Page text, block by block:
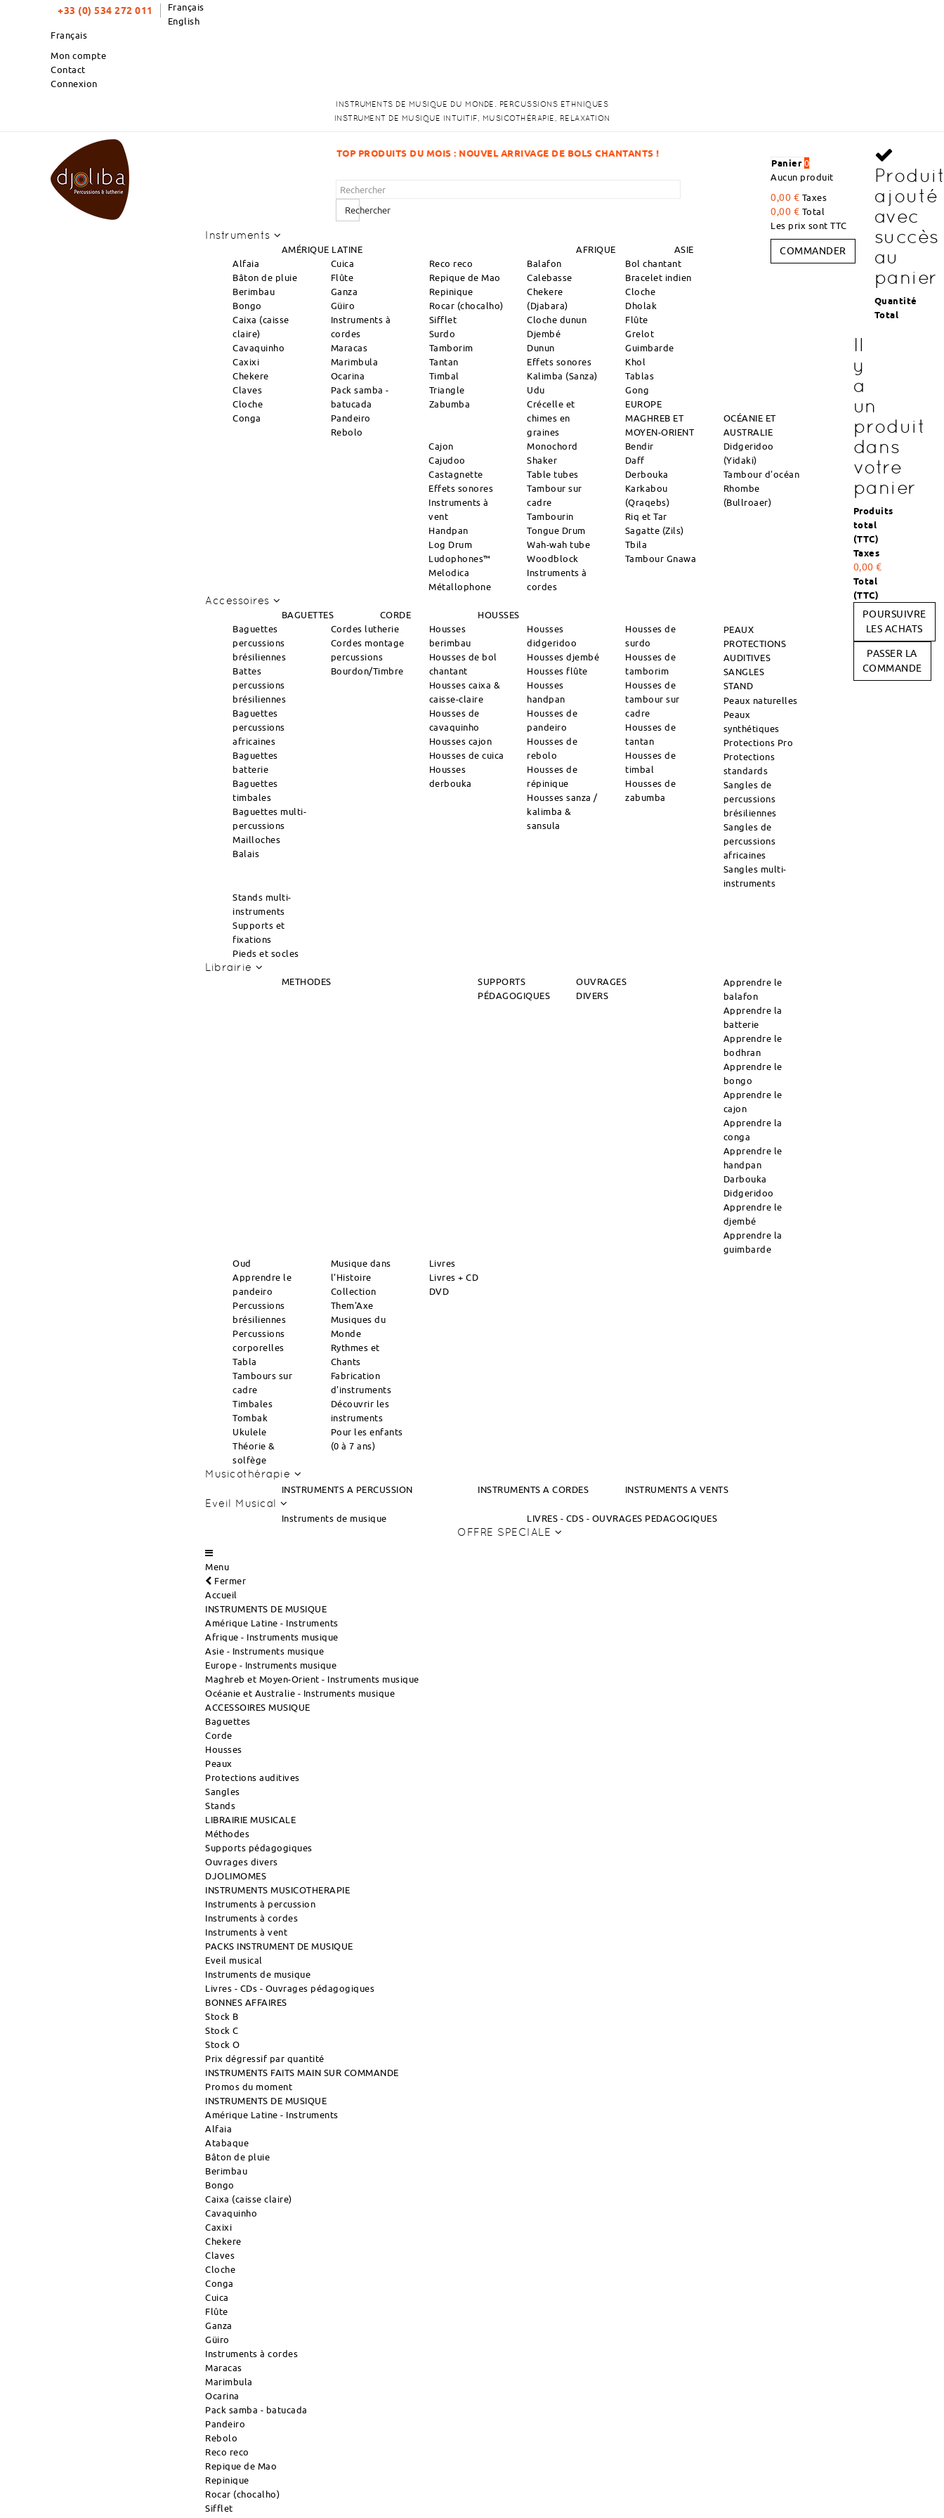
+33 (0) 534 272 011
Français
English
Français
Mon compte
Contact
Connexion
INSTRUMENTS DE MUSIQUE DU MONDE. PERCUSSIONS ETHNIQUES
INSTRUMENT DE MUSIQUE INTUITIF, MUSICOTHÉRAPIE, RELAXATION
TOP PRODUITS DU MOIS : NOUVEL ARRIVAGE DE BOLS CHANTANTS ! DÉCOUVREZ DES ARTICLES À
Rechercher
Instruments
AMÉRIQUE LATINE AFRIQUE
ASIE
Alfaia
Bâton de pluie
Berimbau
Bongo
Caixa (caisse
claire)
Cavaquinho
Caxixi
Chekere
Claves
Cloche
Conga
Cuica
Flûte
Ganza
Güiro
Instruments à
cordes
Maracas
Marimbula
Ocarina
Pack samba -
batucada
Pandeiro
Rebolo
Reco reco
Repique de Mao
Repinique
Rocar (chocalho)
Sifflet
Surdo
Tamborim
Tantan
Timbal
Triangle
Zabumba
Balafon
Calebasse
Chekere
(Djabara)
Cloche dunun
Djembé
Dunun
Effets sonores
Kalimba (Sanza)
Udu
Crécelle et
chimes en
graines
Bol chantant
Bracelet indien
Cloche
Dholak
Flûte
Grelot
Guimbarde
Khol
Tablas
Gong
EUROPE
MAGHREB ET
MOYEN-ORIENT
OCÉANIE ET
AUSTRALIE
Cajon
Cajudoo
Castagnette
Effets sonores
Instruments à
vent
Handpan
Log Drum
Ludophones™
Melodica
Métallophone
Monochord
Shaker
Table tubes
Tambour sur
cadre
Tambourin
Tongue Drum
Wah-wah tube
Woodblock
Instruments à
cordes
Bendir
Daff
Derbouka
Karkabou
(Qraqebs)
Riq et Tar
Sagatte (Zils)
Tbila
Tambour Gnawa
Didgeridoo
(Yidaki)
Tambour d'océan
Rhombe
(Bullroaer)
Accessoires
BAGUETTES CORDE
HOUSSES
Baguettes
percussions
brésiliennes
Battes
percussions
brésiliennes
Baguettes
percussions
africaines
Baguettes
batterie
Baguettes
timbales
Baguettes multi-
percussions
Mailloches
Balais
Cordes lutherie
Cordes montage
percussions
Bourdon/Timbre
Housses
berimbau
Housses de bol
chantant
Housses caixa &
caisse-claire
Housses de
cavaquinho
Housses cajon
Housses de cuica
Housses
derbouka
Housses
didgeridoo
Housses djembé
Housses flûte
Housses
handpan
Housses de
pandeiro
Housses de
rebolo
Housses de
répinique
Housses sanza /
kalimba &
sansula
Housses de
surdo
Housses de
tamborim
Housses de
tambour sur
cadre
Housses de
tantan
Housses de
timbal
Housses de
zabumba
PEAUX
PROTECTIONS
AUDITIVES
SANGLES
STAND
Peaux naturelles
Peaux
synthétiques
Protections Pro
Protections
standards
Sangles de
percussions
brésiliennes
Sangles de
percussions
africaines
Sangles multi-
instruments
Stands multi-
instruments
Supports et
fixations
Pieds et socles
Librairie
METHODES
SUPPORTS
PÉDAGOGIQUES
OUVRAGES
DIVERS
Apprendre le
balafon
Apprendre la
batterie
Apprendre le
bodhran
Apprendre le
bongo
Apprendre le
cajon
Apprendre la
conga
Apprendre le
handpan
Darbouka
Didgeridoo
Apprendre le
djembé
Apprendre la
guimbarde
Oud
Apprendre le
pandeiro
Percussions
brésiliennes
Percussions
corporelles
Tabla
Tambours sur
cadre
Timbales
Tombak
Ukulele
Théorie &
solfège
Musique dans
l'Histoire
Collection
Them'Axe
Musiques du
Monde
Rythmes et
Chants
Fabrication
d'instruments
Découvrir les
instruments
Pour les enfants
(0 à 7 ans)
Livres
Livres + CD
DVD
Musicothérapie
INSTRUMENTS A PERCUSSION INSTRUMENTS A CORDES INSTRUMENTS A VENTS
Eveil Musical
Instruments de musique LIVRES - CDS - OUVRAGES PEDAGOGIQUES
OFFRE SPECIALE
Menu
Fermer
Accueil
INSTRUMENTS DE MUSIQUE
Amérique Latine - Instruments
Afrique - Instruments musique
Asie - Instruments musique
Europe - Instruments musique
Maghreb et Moyen-Orient - Instruments musique
Océanie et Australie - Instruments musique
ACCESSOIRES MUSIQUE
Baguettes
Corde
Housses
Peaux
Protections auditives
Sangles
Stands
LIBRAIRIE MUSICALE
Méthodes
Supports pédagogiques
Ouvrages divers
DJOLIMOMES
INSTRUMENTS MUSICOTHERAPIE
Instruments à percussion
Instruments à cordes
Instruments à vent
PACKS INSTRUMENT DE MUSIQUE
Eveil musical
Instruments de musique
Livres - CDs - Ouvrages pédagogiques
BONNES AFFAIRES
Stock B
Stock C
Stock O
Prix dégressif par quantité
INSTRUMENTS FAITS MAIN SUR COMMANDE
Promos du moment
INSTRUMENTS DE MUSIQUE
Amérique Latine - Instruments
Alfaia
Atabaque
Bâton de pluie
Berimbau
Bongo
Caixa (caisse claire)
Cavaquinho
Caxixi
Chekere
Claves
Cloche
Conga
Cuica
Flûte
Ganza
Güiro
Instruments à cordes
Maracas
Marimbula
Ocarina
Pack samba - batucada
Pandeiro
Rebolo
Reco reco
Repique de Mao
Repinique
Rocar (chocalho)
Sifflet
Panier 0
Aucun produit
0,00 € Taxes
0,00 € Total
Les prix sont TTC
COMMANDER
ajouté
avec
succès
au
panier
Quantité
Total
Il
y
a
un
produit
dans
votre
panier
Produits
total
(TTC)
Taxes
0,00 €
Total
(TTC)
POURSUIVRE
LES ACHATS
PASSER LA
COMMANDE